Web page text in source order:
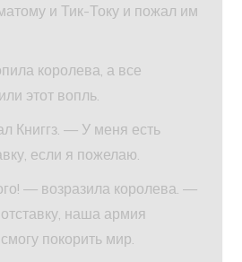
и Тик-Току и пожал им
королева, а все
этот вопль.
Книггз. — У меня есть
если я пожелаю.
— возразила королева. —
наша армия
покорить мир.